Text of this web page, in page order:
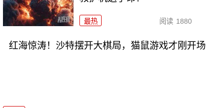
最热 阅读 1880
红海惊涛！沙特摆开大棋局，猫鼠游戏才刚开场